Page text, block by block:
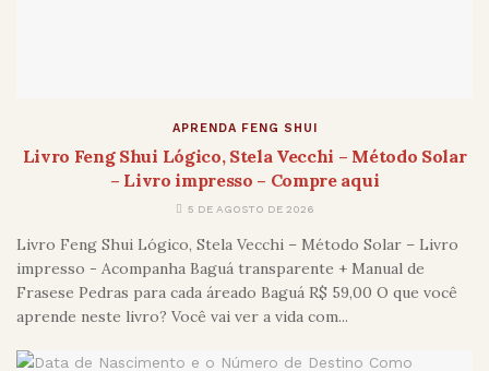
APRENDA FENG SHUI
Livro Feng Shui Lógico, Stela Vecchi – Método Solar
– Livro impresso – Compre aqui
5 DE AGOSTO DE 2026
Livro Feng Shui Lógico, Stela Vecchi – Método Solar – Livro
impresso - Acompanha Baguá transparente + Manual de
Frasese Pedras para cada áreado Baguá R$ 59,00 O que você
aprende neste livro? Você vai ver a vida com...